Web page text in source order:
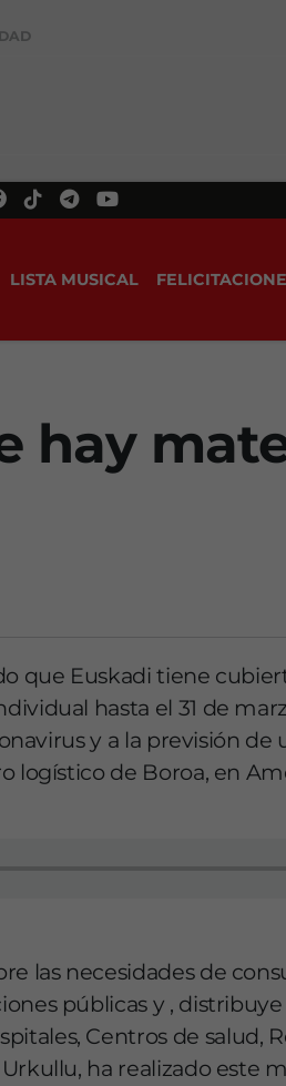
LISTA MUSICAL
hay
que Euskadi tiene
hasta el 31 de
y a la previsión de
logístico de Boroa, en
las necesidades de
públicas y ,
Centros de salud,
ha realizado este